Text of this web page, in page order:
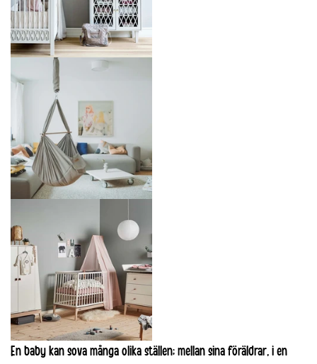
En baby kan sova många olika ställen; mellan sina föräldrar, i en